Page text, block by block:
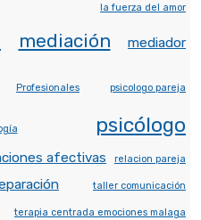
la fuerza del amor
mediación mediador
Profesionales psicologo pareja
psicólogo
afectivas relacion pareja
taller comunicación
terapia centrada emociones malaga